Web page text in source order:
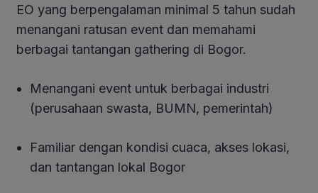
EO yang berpengalaman minimal 5 tahun sudah
menangani ratusan event dan memahami
berbagai tantangan gathering di Bogor.
Menangani event untuk berbagai industri
(perusahaan swasta, BUMN, pemerintah)
Familiar dengan kondisi cuaca, akses lokasi,
dan tantangan lokal Bogor